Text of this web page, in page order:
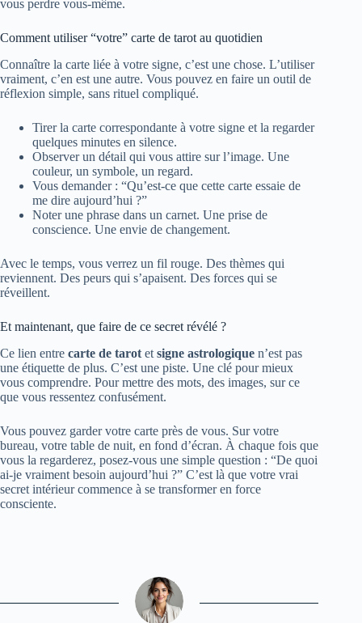
vous perdre vous-même.
Comment utiliser “votre” carte de tarot au quotidien
Connaître la carte liée à votre signe, c’est une chose. L’utiliser
vraiment, c’en est une autre. Vous pouvez en faire un outil de
réflexion simple, sans rituel compliqué.
Tirer la carte correspondante à votre signe et la regarder
quelques minutes en silence.
Observer un détail qui vous attire sur l’image. Une
couleur, un symbole, un regard.
Vous demander : “Qu’est-ce que cette carte essaie de
me dire aujourd’hui ?”
Noter une phrase dans un carnet. Une prise de
conscience. Une envie de changement.
Avec le temps, vous verrez un fil rouge. Des thèmes qui
reviennent. Des peurs qui s’apaisent. Des forces qui se
réveillent.
Et maintenant, que faire de ce secret révélé ?
Ce lien entre carte de tarot et signe astrologique n’est pas
une étiquette de plus. C’est une piste. Une clé pour mieux
vous comprendre. Pour mettre des mots, des images, sur ce
que vous ressentez confusément.
Vous pouvez garder votre carte près de vous. Sur votre
bureau, votre table de nuit, en fond d’écran. À chaque fois que
vous la regarderez, posez-vous une simple question : “De quoi
ai-je vraiment besoin aujourd’hui ?” C’est là que votre vrai
secret intérieur commence à se transformer en force
consciente.